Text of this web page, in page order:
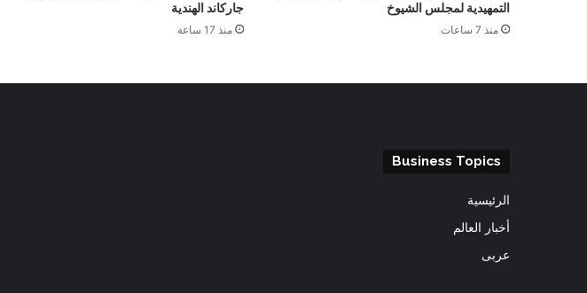
التمهيدية لمجلس الشيوخ
منذ 7 ساعات
جاركاند الهندية
منذ 17 ساعة
Business Topics
الرئيسية
أخبار العالم
عربى